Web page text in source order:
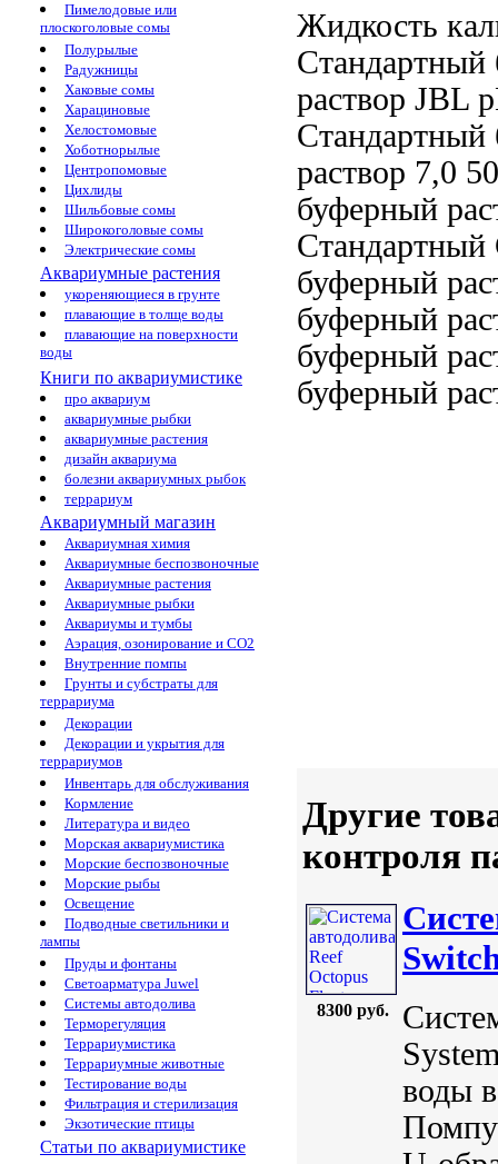
Пимелодовые или
плоскоголовые сомы
Полурылые
Радужницы
Хаковые сомы
Харациновые
Хелостомовые
Хоботнорылые
Центропомовые
Цихлиды
Шильбовые сомы
Широкоголовые сомы
Электрические сомы
Аквариумные растения
укореняющиеся в грунте
плавающие в толще воды
плавающие на поверхности
воды
Книги по аквариумистике
про аквариум
аквариумные рыбки
аквариумные растения
дизайн аквариума
болезни аквариумных рыбок
террариум
Аквариумный магазин
Аквариумная химия
Аквариумные беспозвоночные
Аквариумные растения
Аквариумные рыбки
Аквариумы и тумбы
Аэрация, озонирование и CO2
Внутренние помпы
Грунты и субстраты для
террариума
Декорации
Декорации и укрытия для
террариумов
Инвентарь для обслуживания
Кормление
Литература и видео
Морская аквариумистика
Морские беспозвоночные
Морские рыбы
Освещение
Подводные светильники и
лампы
Пруды и фонтаны
Светоарматура Juwel
Системы автодолива
Терморегуляция
Террариумистика
Террариумные животные
Тестирование воды
Фильтрация и стерилизация
Экзотические птицы
Статьи по аквариумистике
Жидкость
раствор JBL
раствор 7,0
буферный
Стандартный
буферный
буферный
буферный
буферный
Другие
контроля
8300 руб.
воды
Помпу